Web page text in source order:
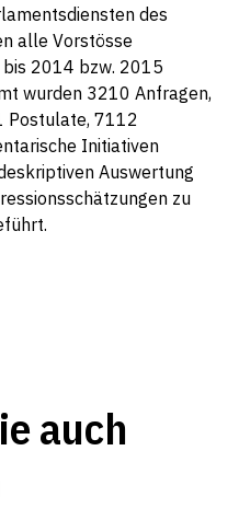
des
alle Vorstösse
2014 bzw. 2015
wurden 3210 Anfragen,
7112
Initiativen
Auswertung
zu
auch